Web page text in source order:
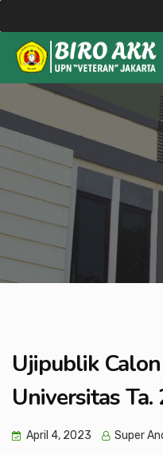
Ujipublik
Universitas Ta.
April 4, 2023 Super